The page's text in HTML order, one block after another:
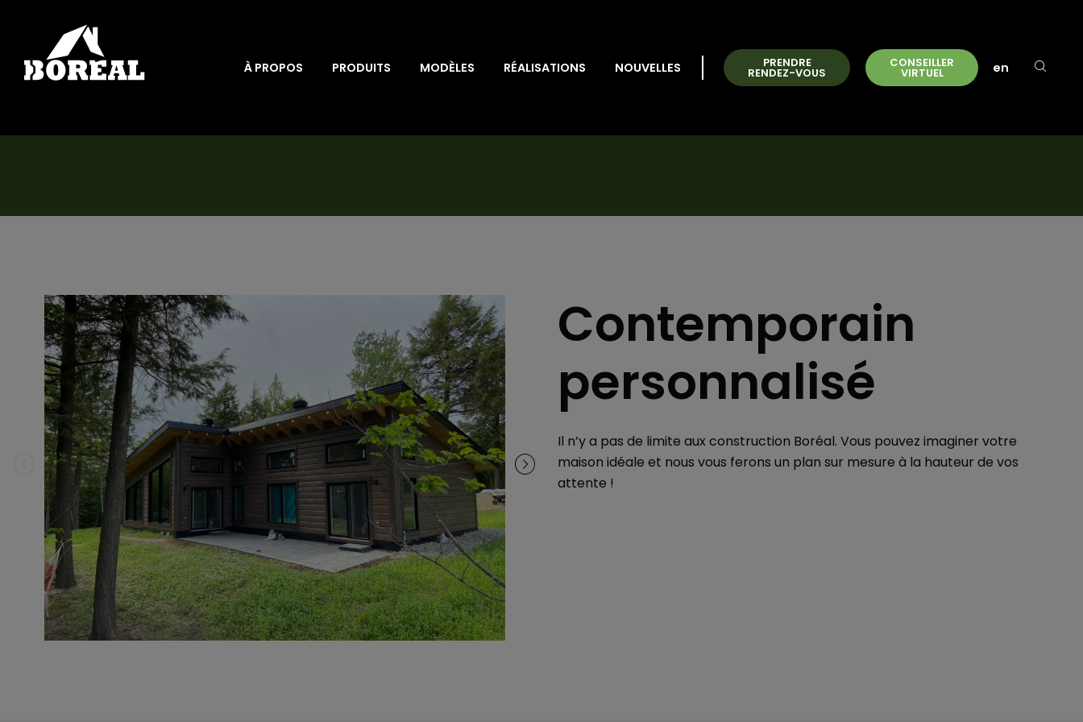
À PROPOS PRODUITS MODÈLES RÉALISATIONS NOUVELLES PRENDRE
RENDEZ-VOUS
CONSEILLER
VIRTUEL en
Contemporain
personnalisé
Il n’y a pas de limite aux construction Boréal. Vous pouvez imaginer votre
maison idéale et nous vous ferons un plan sur mesure à la hauteur de vos
attente !